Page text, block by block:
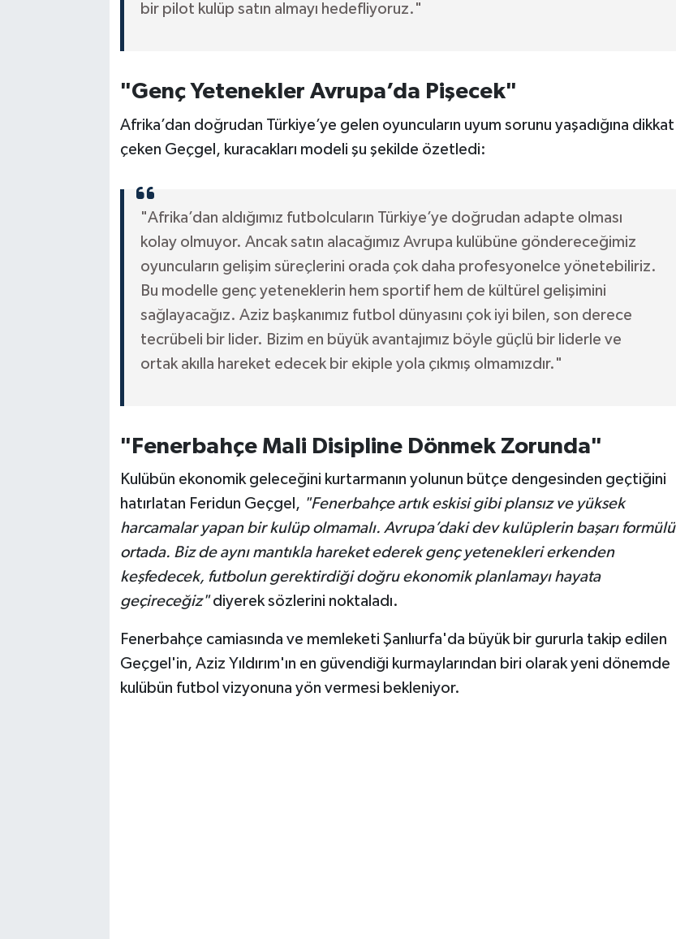
bir pilot kulüp satın almayı hedefliyoruz."
"Genç Yetenekler Avrupa’da Pişecek"
Afrika’dan doğrudan Türkiye’ye gelen oyuncuların uyum sorunu yaşadığına dikkat
çeken Geçgel, kuracakları modeli şu şekilde özetledi:
"Afrika’dan aldığımız futbolcuların Türkiye’ye doğrudan adapte olması
kolay olmuyor. Ancak satın alacağımız Avrupa kulübüne göndereceğimiz
oyuncuların gelişim süreçlerini orada çok daha profesyonelce yönetebiliriz.
Bu modelle genç yeteneklerin hem sportif hem de kültürel gelişimini
sağlayacağız. Aziz başkanımız futbol dünyasını çok iyi bilen, son derece
tecrübeli bir lider. Bizim en büyük avantajımız böyle güçlü bir liderle ve
ortak akılla hareket edecek bir ekiple yola çıkmış olmamızdır."
"Fenerbahçe Mali Disipline Dönmek Zorunda"
Kulübün ekonomik geleceğini kurtarmanın yolunun bütçe dengesinden geçtiğini
hatırlatan Feridun Geçgel, "Fenerbahçe artık eskisi gibi plansız ve yüksek
harcamalar yapan bir kulüp olmamalı. Avrupa’daki dev kulüplerin başarı formülü
ortada. Biz de aynı mantıkla hareket ederek genç yetenekleri erkenden
keşfedecek, futbolun gerektirdiği doğru ekonomik planlamayı hayata
geçireceğiz"diyerek sözlerini noktaladı.
Fenerbahçe camiasında ve memleketi Şanlıurfa'da büyük bir gururla takip edilen
Geçgel'in, Aziz Yıldırım'ın en güvendiği kurmaylarından biri olarak yeni dönemde
kulübün futbol vizyonuna yön vermesi bekleniyor.